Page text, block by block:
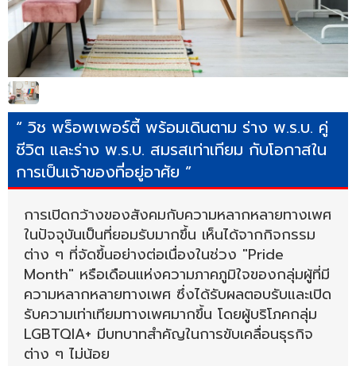
“ วิช พร็อพเพอร์ตี้ พร้อมเดินตาม ร่าง พ.ร.บ. คู่
ชีวิต และร่าง พ.ร.บ. สมรสเท่าเทียม กับโอกาสใน
การเป็นเจ้าของที่อยู่อาศัย ”
การเปิดกว้างของสังคมกับความหลากหลายทางเพศ
ในปัจจุบันเป็นที่ยอมรับมากขึ้น เห็นได้จากกิจกรรม
ต่าง ๆ ที่จัดขึ้นอย่างต่อเนื่องในช่วง "Pride
Month" หรือเดือนแห่งความภาคภูมิใจของกลุ่มผู้ที่มี
ความหลากหลายทางเพศ ซึ่งได้รับผลตอบรับและเปิด
รับความเท่าเทียมทางเพศมากขึ้น โดยผู้บริโภคกลุ่ม
LGBTQIA+ มีบทบาทสำคัญในการขับเคลื่อนธุรกิจ
ต่าง ๆ ไม่น้อย